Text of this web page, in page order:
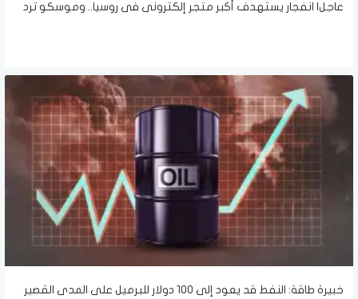
عاجل| انفجار يستهدف أكبر متجر إلكترونى فى روسيا.. وموسكو ترد
خبيرة طاقة: النفط قد يعود إلى 100 دولار للبرميل على المدى القصير